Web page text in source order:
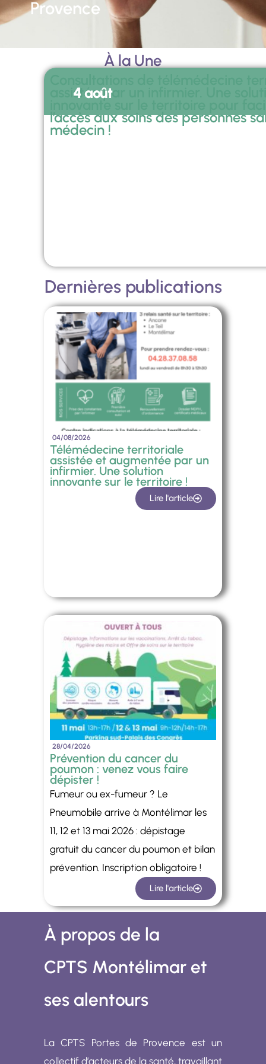
Provence
À la Une
4 août
assistée par un infirmier. Une
innovante sur le territoire pour
l’accès aux soins des personnes
médecin !
Dernières publications
04/08/2026
Télémédecine territoriale
assistée et augmentée par un
infirmier. Une solution
innovante sur le territoire !
Lire l'article
28/04/2026
Prévention du cancer du
poumon : venez vous faire
dépister !
Fumeur ou ex-fumeur ? Le
Pneumobile arrive à Montélimar les
11, 12 et 13 mai 2026 : dépistage
gratuit du cancer du poumon et bilan
prévention. Inscription obligatoire !
Lire l'article
À propos de la
CPTS Montélimar et
ses alentours
La CPTS Portes de Provence est un
collectif d’acteurs de la santé, travaillant